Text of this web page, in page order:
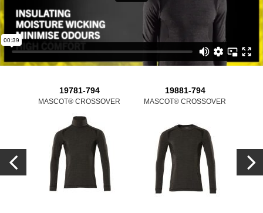
19781-794
MASCOT® CROSSOVER
19881-794
MASCOT® CROSSOVER